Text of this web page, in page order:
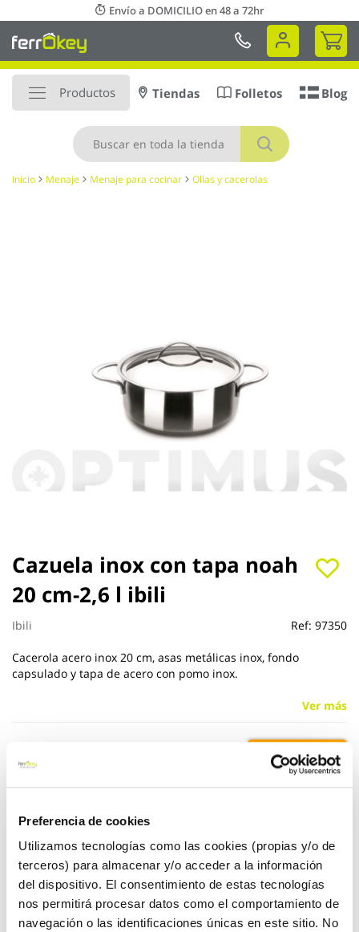
Preferencia de cookies
Utilizamos tecnologías como las cookies (propias y/o de
terceros) para almacenar y/o acceder a la información
del dispositivo. El consentimiento de estas tecnologías
nos permitirá procesar datos como el comportamiento de
navegación o las identificaciones únicas en este sitio. No
al
contenido
Envío a DOMICILIO en 48 a 72hr
Mi
Productos
Buscar
Tiendas Folletos Blog
Inicio Menaje Menaje para cocinar Ollas y cacerolas
Cazuela inox con tapa noah
20 cm-2,6 l ibili
Ibili Ref: 97350
Cacerola acero inox 20 cm, asas metálicas inox, fondo
capsulado y tapa de acero con pomo inox.
Ver más
25,45 €
Click&Collect - Recogida gratis
en nuestras tiendas
Envío a domicilio:
5 días hábiles
Saltar
al
comienzo
de
la
de
imágenes